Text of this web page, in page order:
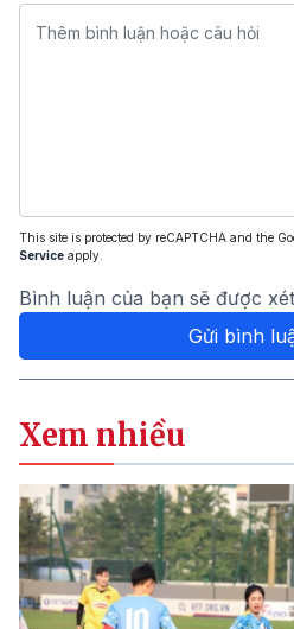
This site is protected by reCAPTCHA and the
Service apply.
Bình luận của bạn sẽ được
Gửi bình
Xem nhiều